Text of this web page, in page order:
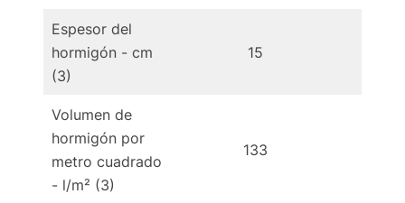
Espesor del
hormigón - cm
(3)
15
Volumen de
hormigón por
metro cuadrado
- l/m² (3)
133